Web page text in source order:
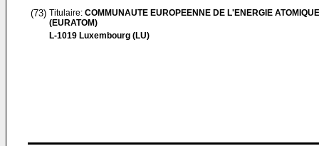
(73) Titulaire: COMMUNAUTE EUROPEENNE DE L'ENERGIE ATOMIQUE
(EURATOM)
L-1019 Luxembourg (LU)